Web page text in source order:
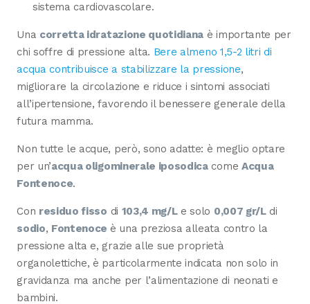
sistema cardiovascolare.
Una corretta idratazione quotidiana è importante per
chi soffre di pressione alta. Bere almeno 1,5-2 litri di
acqua contribuisce a stabilizzare la pressione,
migliorare la circolazione e riduce i sintomi associati
all’ipertensione, favorendo il benessere generale della
futura mamma.
Non tutte le acque, però, sono adatte: è meglio optare
per un’acqua oligominerale iposodicacome Acqua
Fontenoce.
Con residuo fisso di 103,4 mg/Le solo 0,007 gr/Ldi
sodio, Fontenoce è una preziosa alleata contro la
pressione alta e, grazie alle sue proprietà
organolettiche, è particolarmente indicata non solo in
gravidanza ma anche per l’alimentazione di neonati e
bambini.